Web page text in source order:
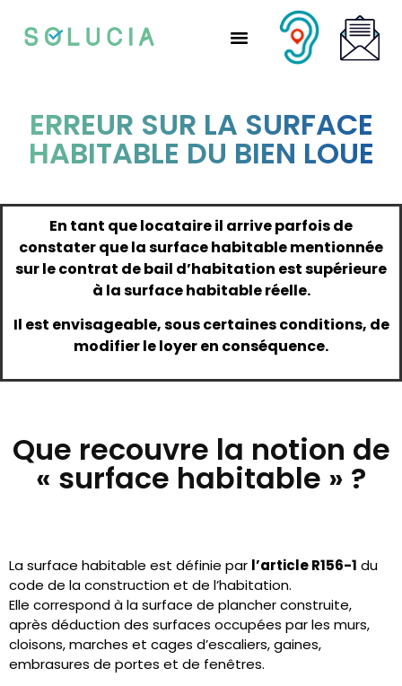
ERREUR SUR LA SURFACE
HABITABLE DU BIEN LOUE
En tant que locataire il arrive parfois de
constater que la surface habitable mentionnée
sur le contrat de bail d’habitation est supérieure
à la surface habitable réelle.
Il est envisageable, sous certaines conditions, de
modifier le loyer en conséquence.
Que recouvre la notion de
« surface habitable » ?
La surface habitable est définie par l’article R156-1 du
code de la construction et de l’habitation.
Elle correspond à la surface de plancher construite,
après déduction des surfaces occupées par les murs,
cloisons, marches et cages d’escaliers, gaines,
embrasures de portes et de fenêtres.